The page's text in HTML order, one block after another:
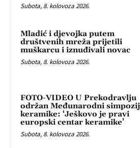
Subota, 8. kolovoza 2026.
Mladić i djevojka putem
društvenih mreža prijetili
muškarcu i iznuđivali novac
Subota, 8. kolovoza 2026.
FOTO-VIDEO U Prekodravlju
održan Međunarodni simpozij
keramike: ‘Ješkovo je pravi
europski centar keramike’
Subota, 8. kolovoza 2026.